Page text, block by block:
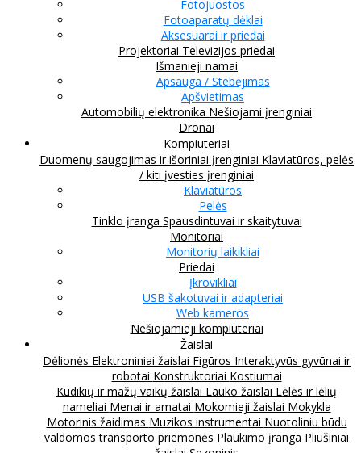
Fotojuostos
Fotoaparatų dėklai
Aksesuarai ir priedai
Projektoriai Televizijos priedai
Išmanieji namai
Apsauga / Stebėjimas
Apšvietimas
Automobilių elektronika Nešiojami įrenginiai
Dronai
Kompiuteriai
Duomenų saugojimas ir išoriniai įrenginiai Klaviatūros, pelės
/ kiti įvesties įrenginiai
Klaviatūros
Pelės
Tinklo įranga Spausdintuvai ir skaitytuvai
Monitoriai
Monitorių laikikliai
Priedai
Įkrovikliai
USB šakotuvai ir adapteriai
Web kameros
Nešiojamieji kompiuteriai
Žaislai
Dėlionės Elektroniniai žaislai Figūros Interaktyvūs gyvūnai ir
robotai Konstruktoriai Kostiumai
Kūdikių ir mažų vaikų žaislai Lauko žaislai Lėlės ir lėlių
nameliai Menai ir amatai Mokomieji žaislai Mokykla
Motorinis žaidimas Muzikos instrumentai Nuotoliniu būdu
valdomos transporto priemonės Plaukimo įranga Pliušiniai